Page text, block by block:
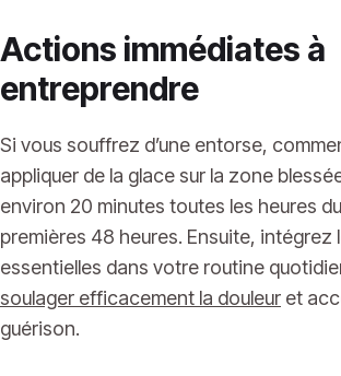
Actions immédiates à
entreprendre
Si vous souffrez d’une entorse,
appliquer de la glace sur la zone
environ 20 minutes toutes les heures
premières 48 heures. Ensuite, intégrez
essentielles dans votre routine
soulager efficacement la douleur et
guérison.